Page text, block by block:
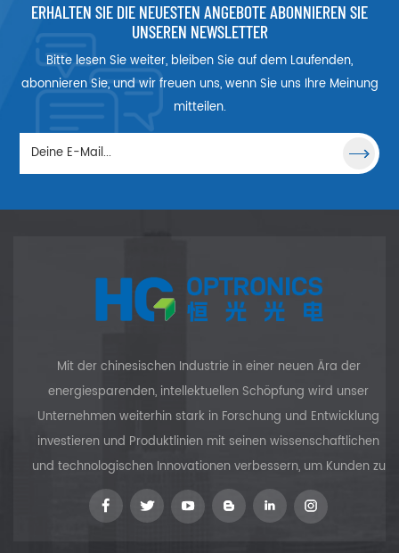
ERHALTEN SIE DIE NEUESTEN ANGEBOTE ABONNIEREN SIE
UNSEREN NEWSLETTER
Bitte lesen Sie weiter, bleiben Sie auf dem Laufenden,
abonnieren Sie, und wir freuen uns, wenn Sie uns Ihre Meinung
mitteilen.
Mit der chinesischen Industrie in einer neuen Ära der
energiesparenden, intellektuellen Schöpfung wird unser
Unternehmen weiterhin stark in Forschung und Entwicklung
investieren und Produktlinien mit seinen wissenschaftlichen
und technologischen Innovationen verbessern, um Kunden zu
versorgen